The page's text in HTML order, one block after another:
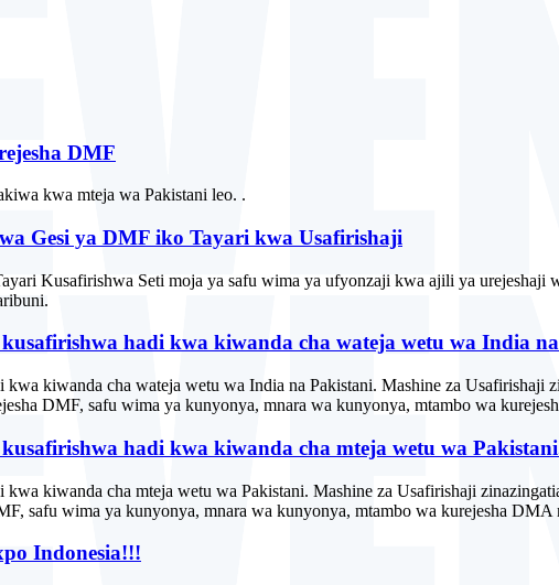
DMF
kwa mteja wa Pakistani leo. .
Gesi ya DMF iko Tayari kwa Usafirishaji
Kusafirishwa Seti moja ya safu wima ya ufyonzaji kwa ajili ya urejeshaji
hadi kwa kiwanda cha wateja wetu wa India
kiwanda cha wateja wetu wa India na Pakistani. Mashine za Usafirishaji
DMF, safu wima ya kunyonya, mnara wa kunyonya, mtambo wa
hadi kwa kiwanda cha mteja wetu wa
kiwanda cha mteja wetu wa Pakistani. Mashine za Usafirishaji
safu wima ya kunyonya, mnara wa kunyonya, mtambo wa kurejesha DMA
Indonesia!!!